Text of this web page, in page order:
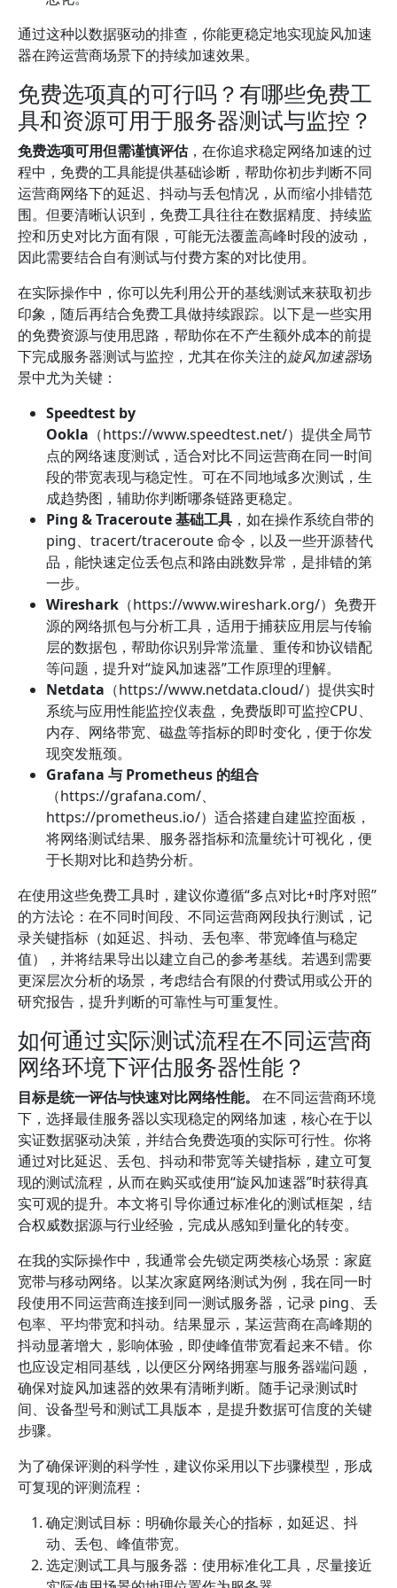
通过这种以数据驱动的排查，你能更稳定地实现旋风加速
器在跨运营商场景下的持续加速效果。
免费选项真的可行吗？有哪些免费工
具和资源可用于服务器测试与监控？
免费选项可用但需谨慎评估，在你追求稳定网络加速的过
程中，免费的工具能提供基础诊断，帮助你初步判断不同
运营商网络下的延迟、抖动与丢包情况，从而缩小排错范
围。但要清晰认识到，免费工具往往在数据精度、持续监
控和历史对比方面有限，可能无法覆盖高峰时段的波动，
因此需要结合自有测试与付费方案的对比使用。
在实际操作中，你可以先利用公开的基线测试来获取初步
印象，随后再结合免费工具做持续跟踪。以下是一些实用
的免费资源与使用思路，帮助你在不产生额外成本的前提
下完成服务器测试与监控，尤其在你关注的旋风加速器场
景中尤为关键：
Speedtest by
Ookla （https://www.speedtest.net/）提供全局节
点的网络速度测试，适合对比不同运营商在同一时间
段的带宽表现与稳定性。可在不同地域多次测试，生
成趋势图，辅助你判断哪条链路更稳定。
Ping & Traceroute 基础工具 ，如在操作系统自带的
ping、tracert/traceroute 命令，以及一些开源替代
品，能快速定位丢包点和路由跳数异常，是排错的第
一步。
Wireshark （https://www.wireshark.org/）免费开
源的网络抓包与分析工具，适用于捕获应用层与传输
层的数据包，帮助你识别异常流量、重传和协议错配
等问题，提升对“旋风加速器”工作原理的理解。
Netdata （https://www.netdata.cloud/）提供实时
系统与应用性能监控仪表盘，免费版即可监控CPU、
内存、网络带宽、磁盘等指标的即时变化，便于你发
现突发瓶颈。
Grafana 与 Prometheus 的组合
（https://grafana.com/、
https://prometheus.io/）适合搭建自建监控面板，
将网络测试结果、服务器指标和流量统计可视化，便
于长期对比和趋势分析。
在使用这些免费工具时，建议你遵循“多点对比+时序对照”
的方法论：在不同时间段、不同运营商网段执行测试，记
录关键指标（如延迟、抖动、丢包率、带宽峰值与稳定
值），并将结果导出以建立自己的参考基线。若遇到需要
更深层次分析的场景，考虑结合有限的付费试用或公开的
研究报告，提升判断的可靠性与可重复性。
如何通过实际测试流程在不同运营商
网络环境下评估服务器性能？
目标是统一评估与快速对比网络性能。 在不同运营商环境
下，选择最佳服务器以实现稳定的网络加速，核心在于以
实证数据驱动决策，并结合免费选项的实际可行性。你将
通过对比延迟、丢包、抖动和带宽等关键指标，建立可复
现的测试流程，从而在购买或使用“旋风加速器”时获得真
实可观的提升。本文将引导你通过标准化的测试框架，结
合权威数据源与行业经验，完成从感知到量化的转变。
在我的实际操作中，我通常会先锁定两类核心场景：家庭
宽带与移动网络。以某次家庭网络测试为例，我在同一时
段使用不同运营商连接到同一测试服务器，记录 ping、丢
包率、平均带宽和抖动。结果显示，某运营商在高峰期的
抖动显著增大，影响体验，即使峰值带宽看起来不错。你
也应设定相同基线，以便区分网络拥塞与服务器端问题，
确保对旋风加速器的效果有清晰判断。随手记录测试时
间、设备型号和测试工具版本，是提升数据可信度的关键
步骤。
为了确保评测的科学性，建议你采用以下步骤模型，形成
可复现的评测流程：
确定测试目标：明确你最关心的指标，如延迟、抖
动、丢包、峰值带宽。
选定测试工具与服务器：使用标准化工具，尽量接近